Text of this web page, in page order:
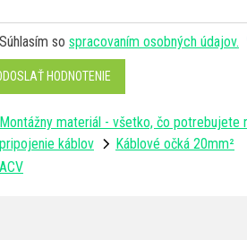
Súhlasím so spracovaním osobných údajov.
HODNOTENIE
Montážny materiál - všetko, čo potrebujete
pripojenie káblov
Káblové očká 20mm²
ACV